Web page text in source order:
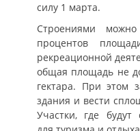
силу 1 марта.
Строениями
процентов
рекреационной
общая площадь не
гектара. При этом
здания и вести
Участки, где будут